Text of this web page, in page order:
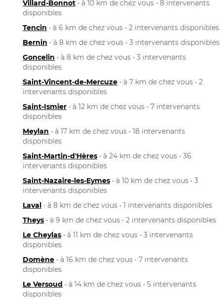
Villard-Bonnot • à 10 km de chez vous • 8 intervenants
disponibles
Tencin • à 6 km de chez vous • 2 intervenants disponibles
Bernin • à 8 km de chez vous • 3 intervenants disponibles
Goncelin • à 8 km de chez vous • 3 intervenants
disponibles
Saint-Vincent-de-Mercuze • à 7 km de chez vous • 2
intervenants disponibles
Saint-Ismier • à 12 km de chez vous • 7 intervenants
disponibles
Meylan • à 17 km de chez vous • 18 intervenants
disponibles
Saint-Martin-d'Hères • à 24 km de chez vous • 36
intervenants disponibles
Saint-Nazaire-les-Eymes • à 10 km de chez vous • 3
intervenants disponibles
Laval • à 8 km de chez vous • 1 intervenants disponibles
Theys • à 9 km de chez vous • 2 intervenants disponibles
Le Cheylas • à 11 km de chez vous • 3 intervenants
disponibles
Domène • à 16 km de chez vous • 7 intervenants
disponibles
Le Versoud • à 14 km de chez vous • 5 intervenants
disponibles